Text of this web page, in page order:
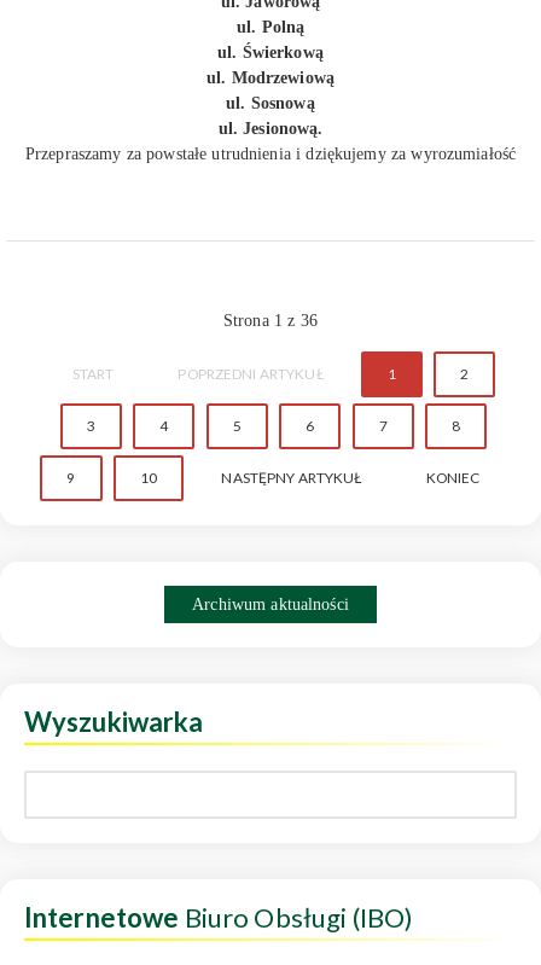
ul. Polną
ul. Świerkową
ul. Modrzewiową
ul. Sosnową
ul. Jesionową.
Przepraszamy za powstałe utrudnienia i dziękujemy za wyrozumiałość
Strona 1 z 36
START POPRZEDNI ARTYKUŁ 1 2
3 4 5 6 7 8
9 10 NASTĘPNY ARTYKUŁ KONIEC
Archiwum aktualności
Wyszukiwarka
Internetowe Biuro Obsługi (IBO)